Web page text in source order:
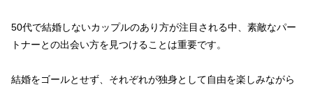
50代で結婚しないカップルのあり方が注目される中、素敵なパー
トナーとの出会い方を見つけることは重要です。
結婚をゴールとせず、それぞれが独身として自由を楽しみながら